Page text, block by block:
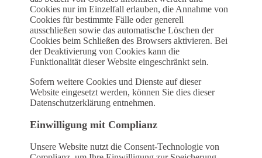
Cookies nur im Einzelfall erlauben, die Annahme von
Cookies für bestimmte Fälle oder generell
ausschließen sowie das automatische Löschen der
Cookies beim Schließen des Browsers aktivieren. Bei
der Deaktivierung von Cookies kann die
Funktionalität dieser Website eingeschränkt sein.
Sofern weitere Cookies und Dienste auf dieser
Website eingesetzt werden, können Sie dies dieser
Datenschutzerklärung entnehmen.
Einwilligung mit Complianz
Unsere Website nutzt die Consent-Technologie von